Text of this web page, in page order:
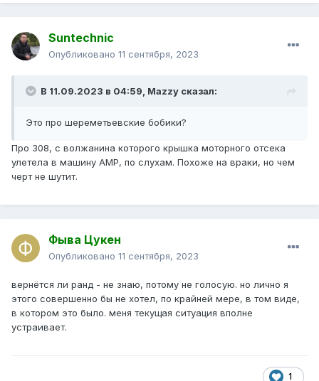
Suntechnic
Опубликовано 11 сентября, 2023
В 11.09.2023 в 04:59, Mazzy сказал:
Это про шереметьевские бобики?
Про 308, с волжанина которого крышка моторного отсека
улетела в машину АМР, по слухам. Похоже на враки, но чем
черт не шутит.
Фыва Цукен
Опубликовано 11 сентября, 2023
вернётся ли ранд - не знаю, потому не голосую. но лично я
этого совершенно бы не хотел, по крайней мере, в том виде,
в котором это было. меня текущая ситуация вполне
устраивает.
1